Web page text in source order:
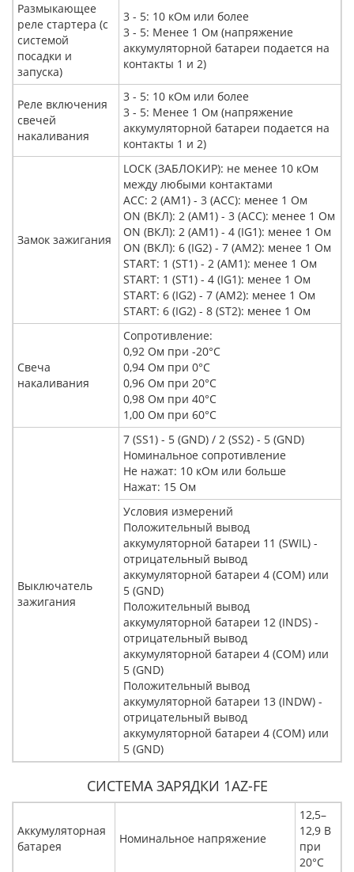
Размыкающее
реле стартера (с
системой
посадки и
запуска)
3 - 5: 10 кОм или более
3 - 5: Менее 1 Ом (напряжение
аккумуляторной батареи подается на
контакты 1 и 2)
Реле включения
свечей
накаливания
3 - 5: 10 кОм или более
3 - 5: Менее 1 Ом (напряжение
аккумуляторной батареи подается на
контакты 1 и 2)
Замок зажигания
LOCK (ЗАБЛОКИР): не менее 10 кОм
между любыми контактами
ACC: 2 (AM1) - 3 (ACC): менее 1 Ом
ON (ВКЛ): 2 (AM1) - 3 (ACC): менее 1 Ом
ON (ВКЛ): 2 (AM1) - 4 (IG1): менее 1 Ом
ON (ВКЛ): 6 (IG2) - 7 (AM2): менее 1 Ом
START: 1 (ST1) - 2 (AM1): менее 1 Ом
START: 1 (ST1) - 4 (IG1): менее 1 Ом
START: 6 (IG2) - 7 (AM2): менее 1 Ом
START: 6 (IG2) - 8 (ST2): менее 1 Ом
Свеча
накаливания
Сопротивление:
0,92 Ом при -20°C
0,94 Ом при 0°C
0,96 Ом при 20°C
0,98 Ом при 40°C
1,00 Ом при 60°C
Выключатель
зажигания
7 (SS1) - 5 (GND) / 2 (SS2) - 5 (GND)
Номинальное сопротивление
Не нажат: 10 кОм или больше
Нажат: 15 Ом
Условия измерений
Положительный вывод
аккумуляторной батареи 11 (SWIL) -
отрицательный вывод
аккумуляторной батареи 4 (COM) или
5 (GND)
Положительный вывод
аккумуляторной батареи 12 (INDS) -
отрицательный вывод
аккумуляторной батареи 4 (COM) или
5 (GND)
Положительный вывод
аккумуляторной батареи 13 (INDW) -
отрицательный вывод
аккумуляторной батареи 4 (COM) или
5 (GND)
СИСТЕМА ЗАРЯДКИ 1AZ-FE
Аккумуляторная
батарея
Номинальное напряжение
12,5–
12,9 В
при
20°C